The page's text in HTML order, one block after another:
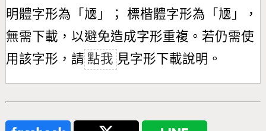
明體字形為「 㐡 」； 標楷體字形為「 㐡 」，
無需下載，以避免造成字形重複。若仍需使
用該字形，請 點我 見字形下載說明。